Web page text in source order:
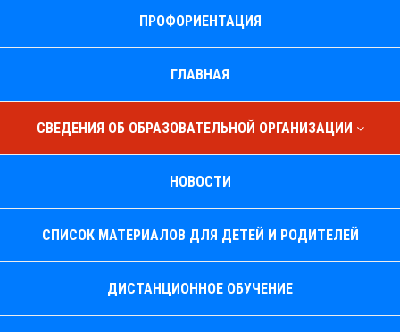
ПРОФОРИЕНТАЦИЯ
ГЛАВНАЯ
СВЕДЕНИЯ ОБ ОБРАЗОВАТЕЛЬНОЙ ОРГАНИЗАЦИИ
НОВОСТИ
СПИСОК МАТЕРИАЛОВ ДЛЯ ДЕТЕЙ И РОДИТЕЛЕЙ
ДИСТАНЦИОННОЕ ОБУЧЕНИЕ